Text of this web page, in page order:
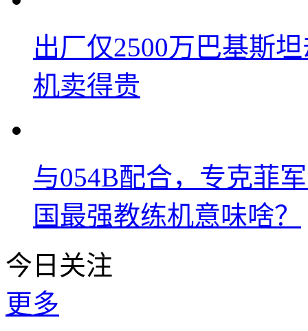
出厂仅2500万巴基斯
机卖得贵
与054B配合，专克菲
国最强教练机意味啥？
今日关注
更多